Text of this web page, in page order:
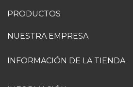
PRODUCTOS
NUESTRA EMPRESA
INFORMACIÓN DE LA TIENDA